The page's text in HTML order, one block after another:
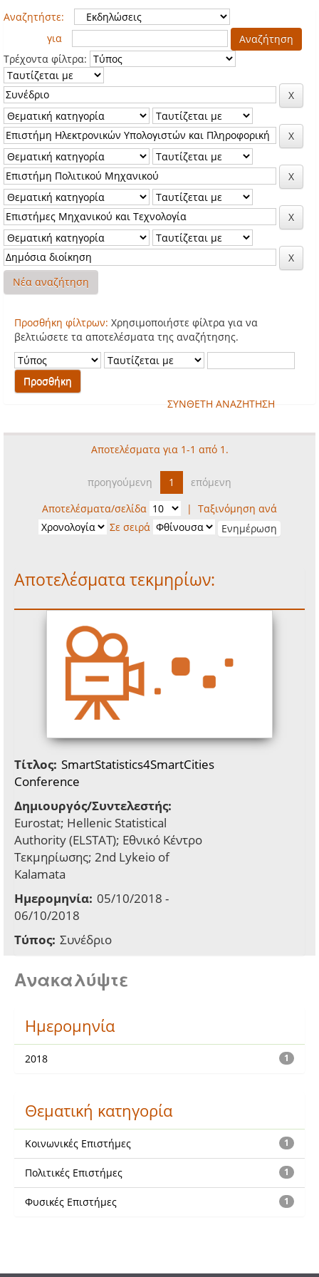
Αναζητήστε:
για
Τρέχοντα φίλτρα:
Νέα αναζήτηση
Προσθήκη φίλτρων: Χρησιμοποιήστε φίλτρα για να
βελτιώσετε τα αποτελέσματα της αναζήτησης.
ΣΥΝΘΕΤΗ ΑΝΑΖΗΤΗΣΗ
Αποτελέσματα για 1-1 από 1.
προηγούμενη 1
επόμενη
Αποτελέσματα/σελίδα
| Ταξινόμηση ανά
Σε σειρά
Αποτελέσματα τεκμηρίων:
Τίτλος: SmartStatistics4SmartCities
Conference
Δημιουργός/Συντελεστής:
Eurostat; Hellenic Statistical
Authority (ELSTAT); Εθνικό Κέντρο
Τεκμηρίωσης; 2nd Lykeio of
Kalamata
Ημερομηνία: 05/10/2018 -
06/10/2018
Τύπος: Συνέδριο
Ανακαλύψτε
Ημερομηνία
1
2018
Θεματική κατηγορία
1
Κοινωνικές Επιστήμες
1
Πολιτικές Επιστήμες
1
Φυσικές Επιστήμες